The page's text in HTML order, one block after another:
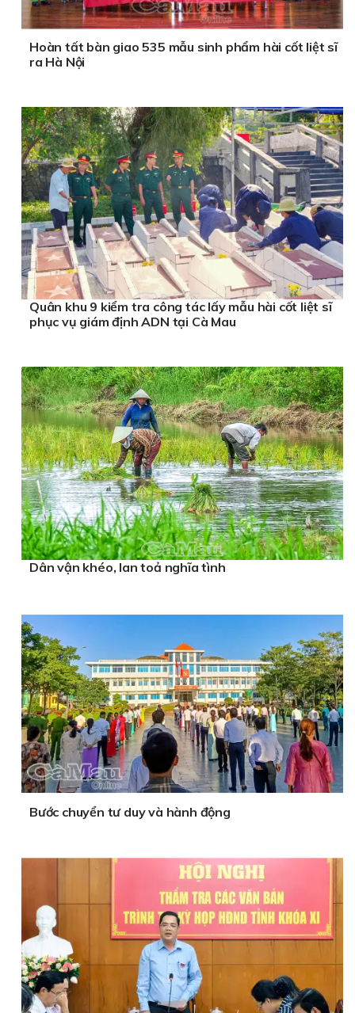
Hoàn tất bàn giao 535 mẫu sinh phẩm hài cốt liệt sĩ
ra Hà Nội
Quân khu 9 kiểm tra công tác lấy mẫu hài cốt liệt sĩ
phục vụ giám định ADN tại Cà Mau
Dân vận khéo, lan toả nghĩa tình
Bước chuyển tư duy và hành động